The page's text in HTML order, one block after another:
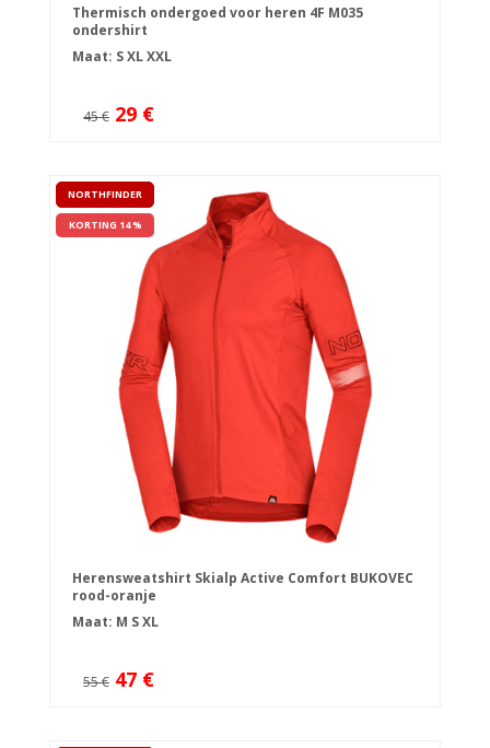
Thermisch ondergoed voor heren 4F M035
ondershirt
Maat: SXLXXL
45 € 29 €
NORTHFINDER
KORTING 14 %
Herensweatshirt Skialp Active Comfort BUKOVEC
rood-oranje
Maat: M SXL
55 € 47 €